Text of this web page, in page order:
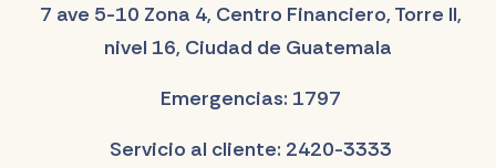
7 ave 5-10 Zona 4, Centro Financiero, Torre II,
nivel 16, Ciudad de Guatemala
Emergencias: 1797
Servicio al cliente: 2420-3333